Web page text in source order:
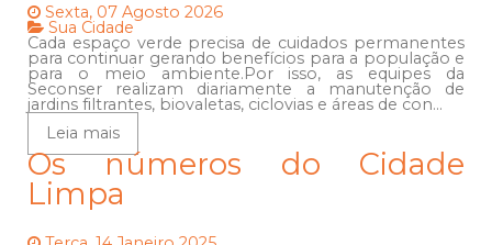
Sexta, 07 Agosto 2026
Sua Cidade
Cada espaço verde precisa de cuidados permanentes
para continuar gerando benefícios para a população e
para o meio ambiente.Por isso, as equipes da
Seconser realizam diariamente a manutenção de
jardins filtrantes, biovaletas, ciclovias e áreas de con...
Leia mais
Os números do Cidade
Limpa